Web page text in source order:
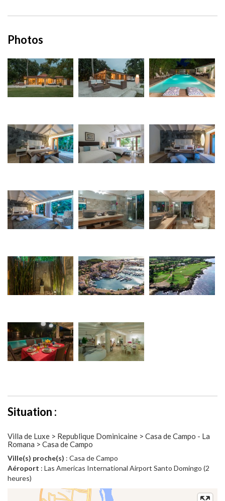
Photos
Situation :
Villa de Luxe > Republique Dominicaine > Casa de Campo - La
Romana > Casa de Campo
Ville(s) proche(s) : Casa de Campo
Aéroport : Las Americas International Airport Santo Domingo (2
heures)